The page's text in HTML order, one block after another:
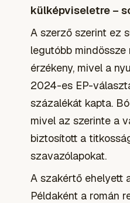
külképviseletre –
A szerző szerint ez
legutóbb
érzékeny, mivel a
2024-es EP-
százalékát kapta.
mivel az szerinte a
biztosított a
szavazólapokat.
A szakértő ehelyett
Példaként a román